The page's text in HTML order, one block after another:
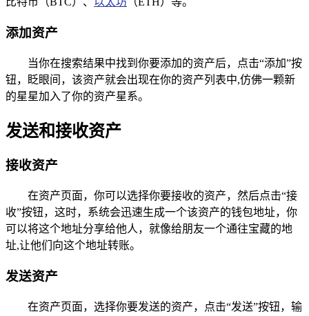
添加资产
当你在搜索结果中找到你要添加的资产后，点击“添加”按
钮，眨眼间，该资产就会出现在你的资产列表中,仿佛一颗新
的星星加入了你的资产星系。
发送和接收资产
接收资产
在资产页面，你可以选择你要接收的资产，然后点击“接
收”按钮，这时，系统会迅速生成一个该资产的钱包地址，你
可以将这个地址分享给他人，就像给朋友一个通往宝藏的地
址,让他们向这个地址转账。
发送资产
在资产页面，选择你要发送的资产，点击“发送”按钮，输